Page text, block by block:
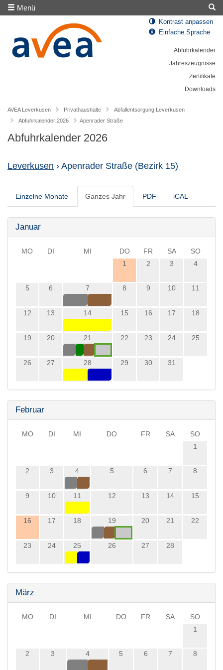
Menü
Kontrast anpassen
Einfache Sprache
Abfuhrkalender
Jahreszeugnisse
Zertifikate
Downloads
AVEA Leverkusen Privathaushalte
Abfallentsorgung Leverkusen
Abfuhrkalender 2026
Apenrader Straße
Abfuhrkalender 2026
Leverkusen › Apenrader Straße (Bezirk 15)
Einzelne Monate Ganzes Jahr PDF iCAL
Januar
MO DI MI DO FR SA
SO
1
2 3 4
5 6 7 8 9 10 11
12 13 14 15 16 17 18
19 20 21 22 23 24 25
26 27 28 29 30 31
Februar
MO DI MI DO FR SA
SO
1
2 3 4 5 6 7 8
9 10 11 12 13 14 15
16 17 18 19 20 21 22
23 24 25 26 27 28
März
MO DI MI DO FR SA
SO
1
2 3 4 5 6 7 8